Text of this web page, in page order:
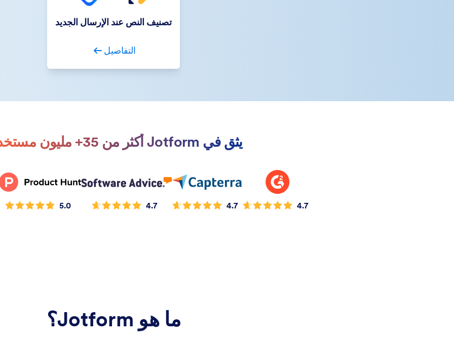
تصنيف النص عند الإرسال الجديد
التفاصيل
يثق في Jotform أكثر من 35+ مليون مستخدم.
4.7
4.7
4.7
5.0
ما هو Jotform؟